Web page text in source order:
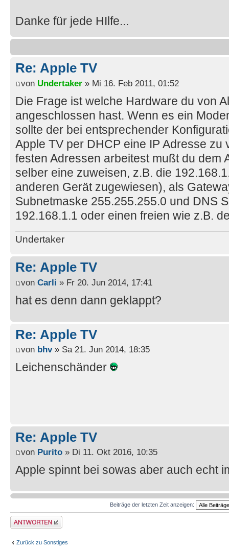
Danke für jede HIlfe...
Re: Apple TV
von Undertaker » Mi 16. Feb 2011, 01:52
Die Frage ist welche Hardware du von
angeschlossen hast. Wenn es ein
sollte der bei entsprechender
Apple TV per DHCP eine IP Adresse zu
festen Adressen arbeitest mußt du dem
selber eine zuweisen, z.B. die
anderen Gerät zugewiesen), als
Subnetmaske 255.255.255.0 und DNS
192.168.1.1 oder einen freien wie z.B.
Undertaker
Re: Apple TV
von Carli » Fr 20. Jun 2014, 17:41
hat es denn dann geklappt?
Re: Apple TV
von bhv» Sa 21. Jun 2014, 18:35
Leichenschänder
Re: Apple TV
von Purito » Di 11. Okt 2016, 10:35
Apple spinnt bei sowas aber auch echt
Beiträge der letzten Zeit anzeigen:
Antwort erstellen
Zurück zu Sonstiges